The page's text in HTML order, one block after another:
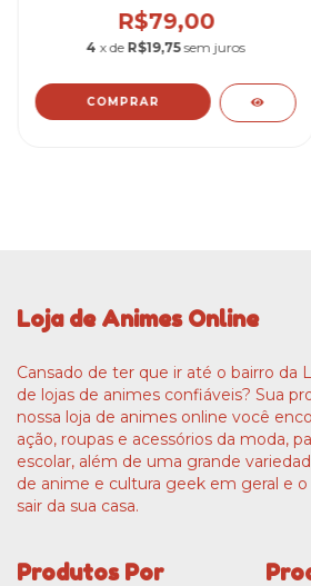
R$79,00
4 x de R$19,75 sem juros
Loja de Animes Online
Cansado de ter que ir até o bairro da
de lojas de animes confiáveis? Sua
nossa loja de animes online você
ação, roupas e acessórios da moda,
escolar, além de uma grande
de anime e cultura geek em geral e
sair da sua casa.
Produtos Por